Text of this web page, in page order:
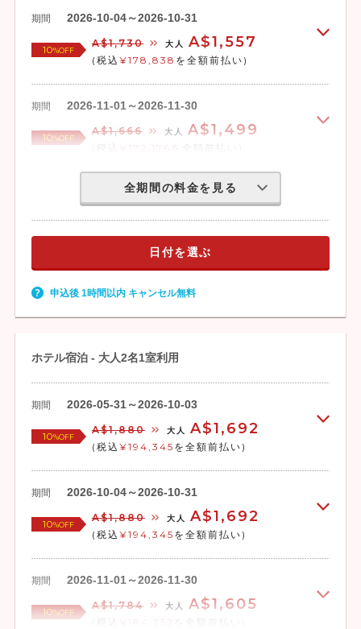
期間 2026-10-04～2026-10-31
10%OFF
A$1,730 大人 A$1,557
(税込 ¥178,838 を全額前払い)
期間 2026-11-01～2026-11-30
10%OFF
A$1,666 大人 A$1,499
(税込 ¥172,176 を全額前払い)
全期間の料金を見る
日付を選ぶ
申込後 1時間以内 キャンセル無料
ホテル宿泊 - 大人2名1室利用
期間 2026-05-31～2026-10-03
10%OFF
A$1,880 大人 A$1,692
(税込 ¥194,345 を全額前払い)
期間 2026-10-04～2026-10-31
10%OFF
A$1,880 大人 A$1,692
(税込 ¥194,345 を全額前払い)
期間 2026-11-01～2026-11-30
10%OFF
A$1,784 大人 A$1,605
(税込 ¥184,352 を全額前払い)